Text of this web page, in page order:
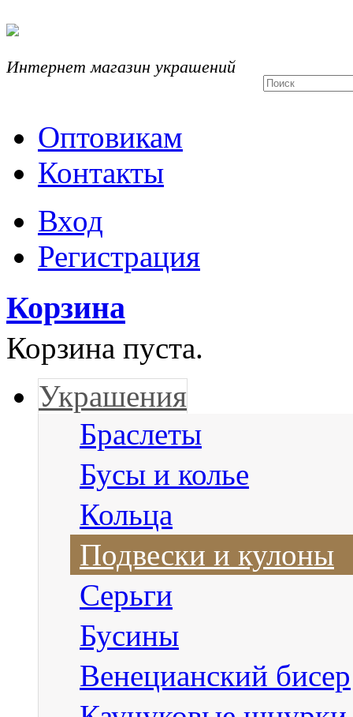
Интернет магазин украшений
Оптовикам
Контакты
Вход
Регистрация
Корзина
Корзина пуста.
Украшения
Браслеты
Бусы и колье
Кольца
Подвески и кулоны
Серьги
Бусины
Венецианский бисер